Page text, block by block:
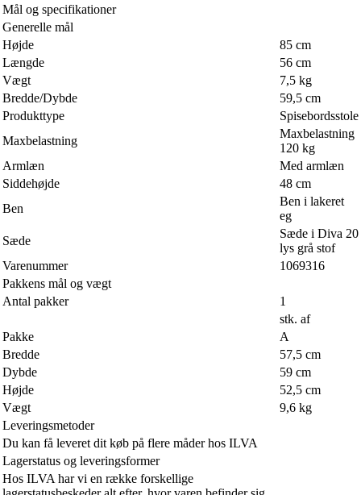
Mål og specifikationer
Generelle mål
Højde
85 cm
Længde
56 cm
Vægt
7,5 kg
Bredde/Dybde
59,5 cm
Produkttype
Spisebordsstole
Maxbelastning
Maxbelastning
120 kg
Armlæn
Med armlæn
Siddehøjde
48 cm
Ben
Ben i lakeret
eg
Sæde
Sæde i Diva 20
lys grå stof
Varenummer
1069316
Pakkens mål og vægt
Antal pakker
1
stk. af
Pakke
A
Bredde
57,5 cm
Dybde
59 cm
Højde
52,5 cm
Vægt
9,6 kg
Leveringsmetoder
Du kan få leveret dit køb på flere måder hos ILVA
Lagerstatus og leveringsformer
Hos ILVA har vi en række forskellige